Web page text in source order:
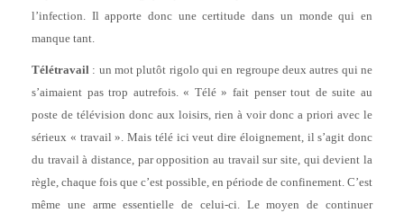
l’infection. Il apporte donc une certitude dans un monde qui en
manque tant.
Télétravail : un mot plutôt rigolo qui en regroupe deux autres qui ne
s’aimaient pas trop autrefois. « Télé » fait penser tout de suite au
poste de télévision donc aux loisirs, rien à voir donc a priori avec le
sérieux « travail ». Mais télé ici veut dire éloignement, il s’agit donc
du travail à distance, par opposition au travail sur site, qui devient la
règle, chaque fois que c’est possible, en période de confinement. C’est
même une arme essentielle de celui-ci. Le moyen de continuer